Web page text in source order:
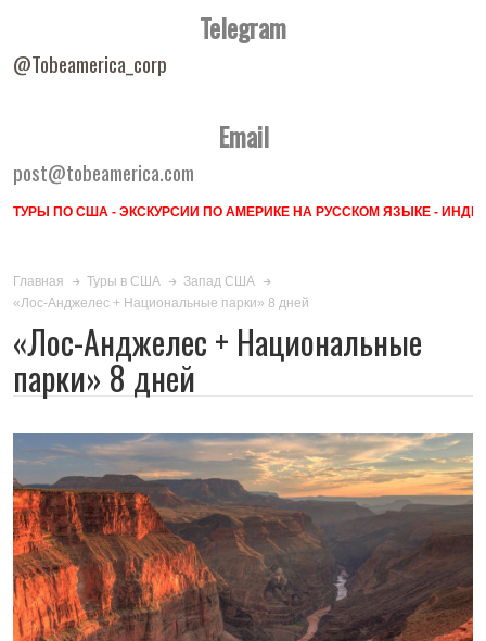
Telegram
@Tobeamerica_corp
Email
post@tobeamerica.com
ТУРЫ ПО США - ЭКСКУРСИИ ПО АМЕРИКЕ НА РУССКОМ ЯЗЫКЕ -
Главная Туры в США
Запад США
«Лос-Анджелес + Национальные парки» 8 дней
«Лос-Анджелес + Национальные
парки» 8 дней